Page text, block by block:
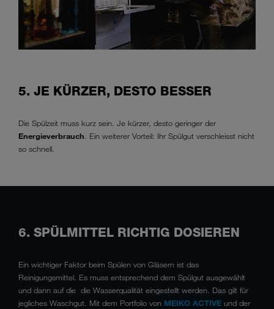
5. JE KÜRZER, DESTO BESSER
Die Spülzeit muss kurz sein. Je kürzer, desto geringer der
Energieverbrauch. Ein weiterer Vorteil: Ihr Spülgut verschleisst nicht
so schnell.
6. SPÜLMITTEL RICHTIG DOSIEREN
Ein wichtiger Faktor beim Spülen von Gläsern ist das
Reinigungsmittel. Es muss entsprechend dem Spülgut ausgewählt
und dann auf die die Wasserqualität eingestellt werden. Das gilt für
jegliches Waschgut. Mit dem Portfolio von MEIKO ACTIVE und der